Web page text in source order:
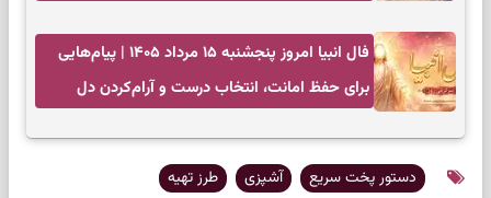
فال انبیا امروز پنجشنبه ۱۵ مرداد ۱۴۰۵ | پیام‌هایی
برای حفظ امانت، انتخاب درست و آرام‌کردن دل
دستور پخت سریع آشپزی طرز تهیه